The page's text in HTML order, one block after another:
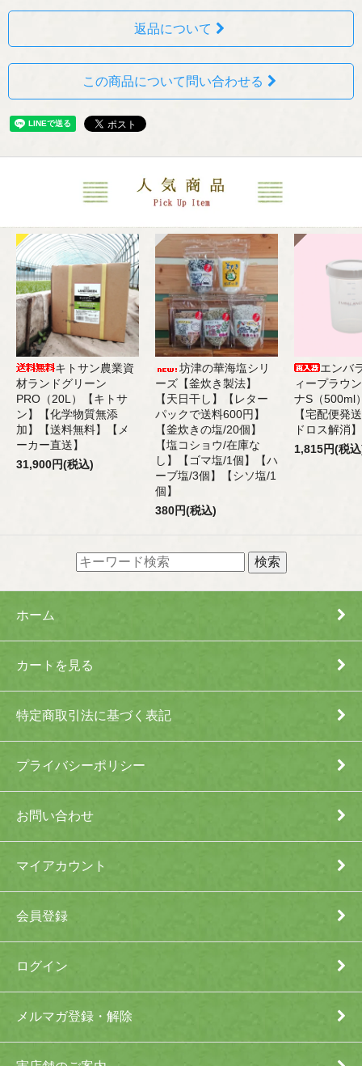
返品について
この商品について問い合わせる
キトサン農業資
材ランドグリーン
PRO（20L）【キトサ
ン】【化学物質無添
加】【送料無料】【メ
ーカー直送】
31,900円(税込)
坊津の華海塩シリ
ーズ【釜炊き製法】
【天日干し】【レター
パックで送料600円】
【釜炊きの塩/20個】
【塩コショウ/在庫な
し】【ゴマ塩/1個】【ハ
ーブ塩/3個】【シソ塩/1
個】
380円(税込)
エンバ
ィープラウ
ナS（
【宅配便発
ドロス解消】
1,815円(税
ホーム
カートを見る
特定商取引法に基づく表記
プライバシーポリシー
お問い合わせ
マイアカウント
会員登録
ログイン
メルマガ登録・解除